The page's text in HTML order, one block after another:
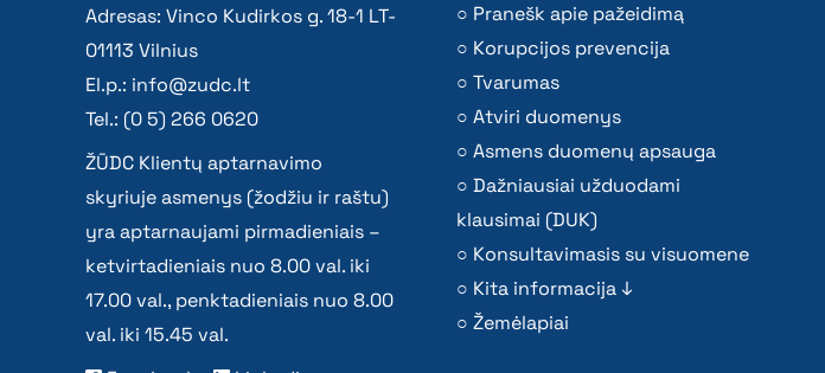
Adresas: Vinco Kudirkos g. 18-1 LT-
01113 Vilnius
El.p.: info@zudc.lt
Tel.: (0 5) 266 0620
ŽŪDC Klientų aptarnavimo
skyriuje asmenys (žodžiu ir raštu)
yra aptarnaujami pirmadieniais –
ketvirtadieniais nuo 8.00 val. iki
17.00 val., penktadieniais nuo 8.00
val. iki 15.45 val.
Pranešk apie pažeidimą
Korupcijos prevencija
Tvarumas
Atviri duomenys
Asmens duomenų apsauga
Dažniausiai užduodami
klausimai (DUK)
Konsultavimasis su visuomene
Kita informacija ↓
Žemėlapiai